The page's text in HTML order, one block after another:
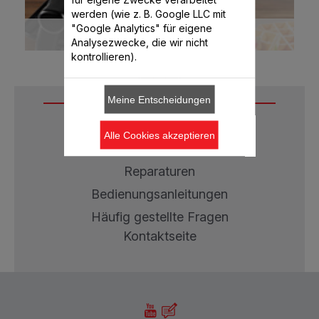
WAFFELEISEN
Service
Garantie
Reparaturen
Bedienungsanleitungen
Häufig gestellte Fragen
Kontaktseite
werden (wie z. B. Google LLC mit
"Google Analytics" für eigene
Analysezwecke, die wir nicht
kontrollieren).
Meine Entscheidungen
Alle Cookies akzeptieren